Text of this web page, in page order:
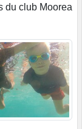
du club Moorea